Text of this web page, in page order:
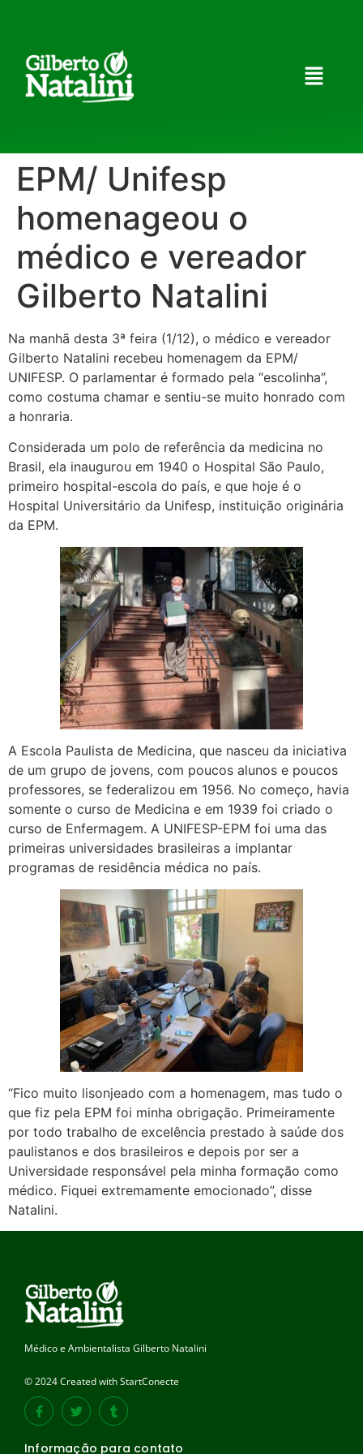
EPM/ Unifesp
homenageou o
médico e vereador
Gilberto Natalini
Na manhã desta 3ª feira (1/12), o médico e vereador
Gilberto Natalini recebeu homenagem da EPM/
UNIFESP. O parlamentar é formado pela “escolinha”,
como costuma chamar e sentiu-se muito honrado com
a honraria.
Considerada um polo de referência da medicina no
Brasil, ela inaugurou em 1940 o Hospital São Paulo,
primeiro hospital-escola do país, e que hoje é o
Hospital Universitário da Unifesp, instituição originária
da EPM.
A Escola Paulista de Medicina, que nasceu da iniciativa
de um grupo de jovens, com poucos alunos e poucos
professores, se federalizou em 1956. No começo, havia
somente o curso de Medicina e em 1939 foi criado o
curso de Enfermagem. A UNIFESP-EPM foi uma das
primeiras universidades brasileiras a implantar
programas de residência médica no país.
“Fico muito lisonjeado com a homenagem, mas tudo o
que fiz pela EPM foi minha obrigação. Primeiramente
por todo trabalho de excelência prestado à saúde dos
paulistanos e dos brasileiros e depois por ser a
Universidade responsável pela minha formação como
médico. Fiquei extremamente emocionado”, disse
Natalini.
Médico e Ambientalista Gilberto Natalini
© 2024 Created with StartConecte
Informação para contato